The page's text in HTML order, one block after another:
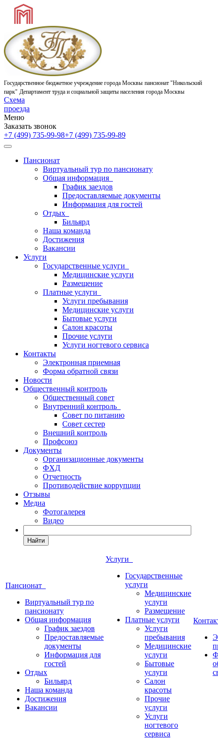
Государственное бюджетное учреждение города Москвы пансионат "Никольский
парк" Департамент труда и социальной защиты населения города Москвы
Схема
проезда
Меню
Заказать звонок
+7 (499) 735-99-98+7 (499) 735-99-89
Пансионат
Виртуальный тур по пансионату
Общая информация
График заездов
Предоставляемые документы
Информация для гостей
Отдых
Бильярд
Наша команда
Достижения
Вакансии
Услуги
Государственные услуги
Медицинские услуги
Размещение
Платные услуги
Услуги пребывания
Медицинские услуги
Бытовые услуги
Салон красоты
Прочие услуги
Услуги ногтевого сервиса
Контакты
Электронная приемная
Форма обратной связи
Новости
Общественный контроль
Общественный совет
Внутренний контроль
Совет по питанию
Совет сестер
Внешний контроль
Профсоюз
Документы
Организационные документы
ФХД
Отчетность
Противодействие коррупции
Отзывы
Медиа
Фотогалерея
Видео
Найти
Пансионат
Виртуальный тур по
пансионату
Общая информация
График заездов
Предоставляемые
документы
Информация для
гостей
Отдых
Бильярд
Наша команда
Достижения
Вакансии
Услуги
Государственные
услуги
Медицинские
услуги
Размещение
Платные услуги
Услуги
пребывания
Медицинские
услуги
Бытовые
услуги
Салон
красоты
Прочие
услуги
Услуги
ногтевого
сервиса